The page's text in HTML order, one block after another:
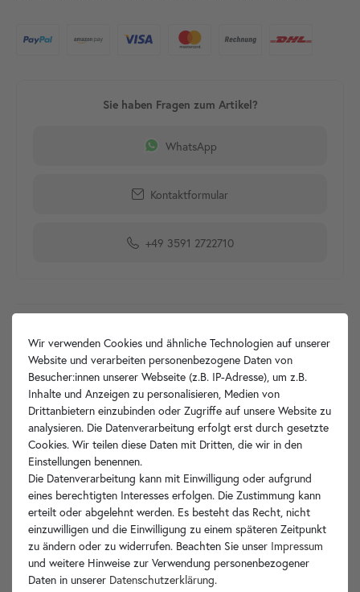
WhatsApp
Kontaktformular
+49 3591 2722710
Artikelbeschreibung
Hersteller-Info
Ihre Vorteile
wohnfreuden.de -
Wir verwenden Cookies und ähnliche Technologien auf unserer
Website und verarbeiten personenbezogene Daten von
Besucher:innen unserer Webseite (z.B. IP-Adresse), um z.B.
Inhalte und Anzeigen zu personalisieren, Medien von
Drittanbietern einzubinden oder Zugriffe auf unsere Website zu
analysieren. Die Datenverarbeitung erfolgt erst durch gesetzte
Cookies. Wir teilen diese Daten mit Dritten, die wir in den
Einstellungen benennen.
Die Datenverarbeitung kann mit Einwilligung oder aufgrund
eines berechtigten Interesses erfolgen. Die Zustimmung kann
erteilt oder abgelehnt werden. Es besteht das Recht, nicht
einzuwilligen und die Einwilligung zu einem späteren Zeitpunkt
zu ändern oder zu widerrufen. Beachten Sie unser Impressum
und weitere Hinweise zur Verwendung personenbezogener
Daten in unserer Daten­schutz­erklärung.